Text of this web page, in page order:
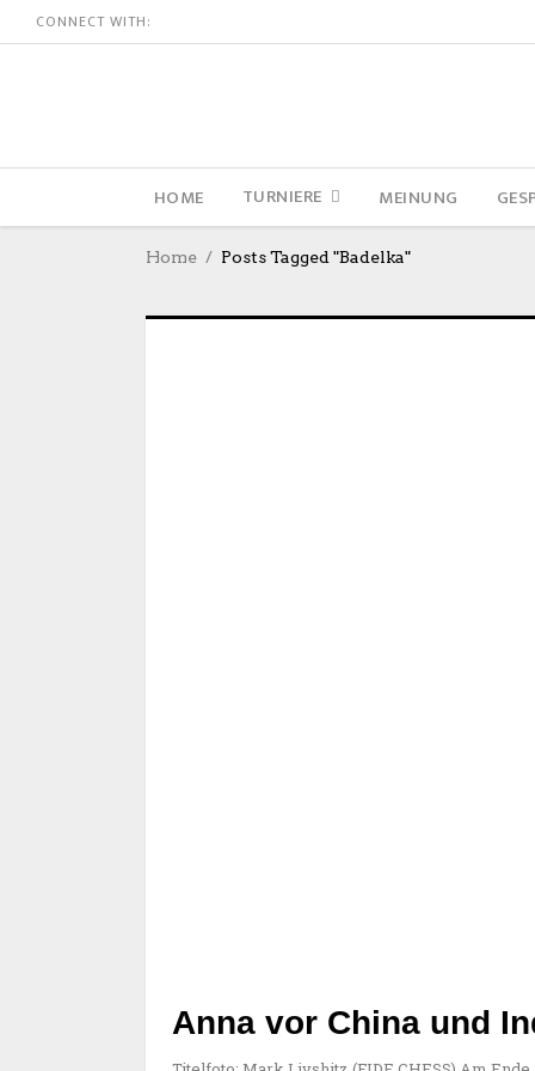
CONNECT WITH:
HOME TURNIERE MEINUNG
Home Posts Tagged "Badelka"
Anna vor China und